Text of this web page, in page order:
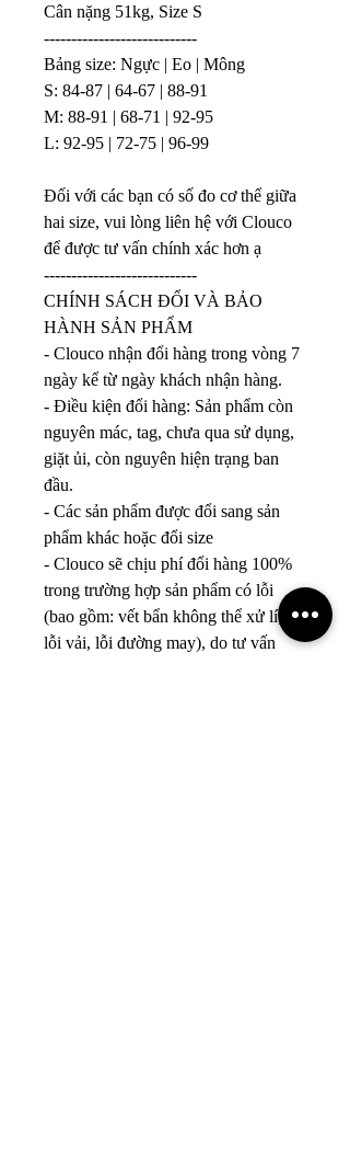
Cân nặng 51kg, Size S
----------------------------
Bảng size: Ngực | Eo | Mông
S: 84-87 | 64-67 | 88-91
M: 88-91 | 68-71 | 92-95
L: 92-95 | 72-75 | 96-99
Đối với các bạn có số đo cơ thể giữa
hai size, vui lòng liên hệ với Clouco
để được tư vấn chính xác hơn ạ
----------------------------
CHÍNH SÁCH ĐỔI VÀ BẢO
HÀNH SẢN PHẨM
- Clouco nhận đổi hàng trong vòng 7
ngày kể từ ngày khách nhận hàng.
- Điều kiện đổi hàng: Sản phẩm còn
nguyên mác, tag, chưa qua sử dụng,
giặt ủi, còn nguyên hiện trạng ban
đầu.
- Các sản phẩm được đổi sang sản
phẩm khác hoặc đổi size
- Clouco sẽ chịu phí đổi hàng 100%
trong trường hợp sản phẩm có lỗi
(bao gồm: vết bẩn không thể xử lí,
lỗi vải, lỗi đường may), do tư vấn